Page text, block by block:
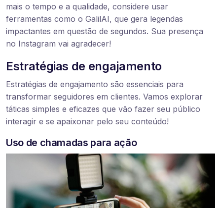
mais o tempo e a qualidade, considere usar
ferramentas como o GalilAI, que gera legendas
impactantes em questão de segundos. Sua presença
no Instagram vai agradecer!
Estratégias de engajamento
Estratégias de engajamento são essenciais para
transformar seguidores em clientes. Vamos explorar
táticas simples e eficazes que vão fazer seu público
interagir e se apaixonar pelo seu conteúdo!
Uso de chamadas para ação